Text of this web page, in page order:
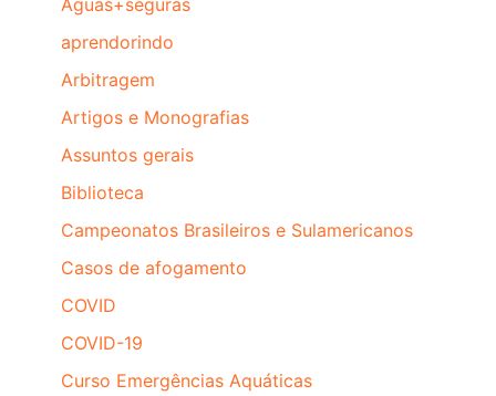
Aguas+seguras
aprendorindo
Arbitragem
Artigos e Monografias
Assuntos gerais
Biblioteca
Campeonatos Brasileiros e Sulamericanos
Casos de afogamento
COVID
COVID-19
Curso Emergências Aquáticas